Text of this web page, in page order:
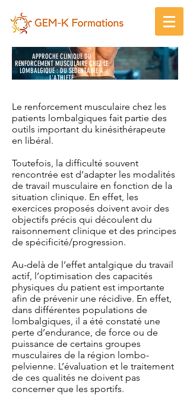
APPROCHE CLINIQUE DU
RENFORCEMENT MUSCULAIRE CHEZ LE
LOMBALGIQUE : DU SEDENTAIRE A
L'ATHLETE
Le renforcement musculaire chez les
patients lombalgiques fait partie des
outils important du kinésithérapeute
en libéral.
Toutefois, la difficulté souvent
rencontrée est d’adapter les modalités
de travail musculaire en fonction de la
situation clinique. En effet, les
exercices proposés doivent avoir des
objectifs précis qui découlent du
raisonnement clinique et des principes
de spécificité/progression.
Au-delà de l’effet antalgique du travail
actif, l’optimisation des capacités
physiques du patient est importante
afin de prévenir une récidive. En effet,
dans différentes populations de
lombalgiques, il a été constaté une
perte d’endurance, de force ou de
puissance de certains groupes
musculaires de la région lombo-
pelvienne. L’évaluation et le traitement
de ces qualités ne doivent pas
concerner que les sportifs.